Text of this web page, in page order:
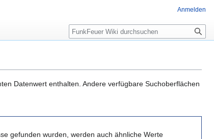
Datenwert enthalten. Andere verfügbare Suchoberflächen
gefunden wurden, werden auch ähnliche Werte
Anmelden
Suche